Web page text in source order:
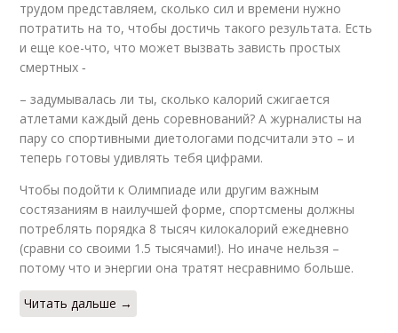
трудом представляем, сколько сил и времени нужно
потратить на то, чтобы достичь такого результата. Есть
и еще кое-что, что может вызвать зависть простых
смертных ‑
– задумывалась ли ты, сколько калорий сжигается
атлетами каждый день соревнований? А журналисты на
пару со спортивными диетологами подсчитали это – и
теперь готовы удивлять тебя цифрами.
Чтобы подойти к Олимпиаде или другим важным
состязаниям в наилучшей форме, спортсмены должны
потреблять порядка 8 тысяч килокалорий ежедневно
(сравни со своими 1.5 тысячами!). Но иначе нельзя –
потому что и энергии она тратят несравнимо больше.
Читать дальше →